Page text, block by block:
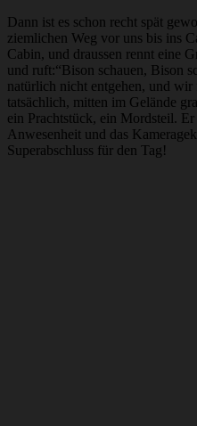
Dann ist es schon recht spät
ziemlichen Weg vor uns bis ins
Cabin, und draussen rennt eine
und ruft:“Bison schauen, Bison
natürlich nicht entgehen, und
tatsächlich, mitten im Gelände
ein Prachtstück, ein Mordsteil. Er
Anwesenheit und das
Superabschluss für den Tag!